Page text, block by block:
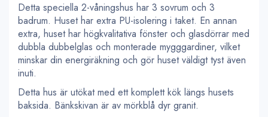
Detta speciella 2-våningshus har 3 sovrum och 3
badrum. Huset har extra PU-isolering i taket. En annan
extra, huset har högkvalitativa fönster och glasdörrar med
dubbla dubbelglas och monterade mygggardiner, vilket
minskar din energiräkning och gör huset väldigt tyst även
inuti.
Detta hus är utökat med ett komplett kök längs husets
baksida. Bänkskivan är av mörkblå dyr granit.